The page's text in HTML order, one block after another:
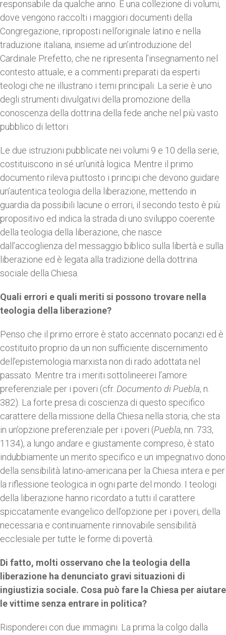
responsabile da qualche anno. È una collezione di volumi,
dove vengono raccolti i maggiori documenti della
Congregazione, riproposti nell’originale latino e nella
traduzione italiana, insieme ad un’introduzione del
Cardinale Prefetto, che ne ripresenta l’insegnamento nel
contesto attuale, e a commenti preparati da esperti
teologi che ne illustrano i temi principali. La serie è uno
degli strumenti divulgativi della promozione della
conoscenza della dottrina della fede anche nel più vasto
pubblico di lettori.
Le due istruzioni pubblicate nei volumi 9 e 10 della serie,
costituiscono in sé un’unità logica. Mentre il primo
documento rileva piuttosto i principi che devono guidare
un’autentica teologia della liberazione, mettendo in
guardia da possibili lacune o errori, il secondo testo è più
propositivo ed indica la strada di uno sviluppo coerente
della teologia della liberazione, che nasce
dall’accoglienza del messaggio biblico sulla libertà e sulla
liberazione ed è legata alla tradizione della dottrina
sociale della Chiesa.
Quali errori e quali meriti si possono trovare nella
teologia della liberazione?
Penso che il primo errore è stato accennato pocanzi ed è
costituito proprio da un non sufficiente discernimento
dell’epistemologia marxista non di rado adottata nel
passato. Mentre tra i meriti sottolineerei l’amore
preferenziale per i poveri (cfr. Documento di Puebla, n.
382). La forte presa di coscienza di questo specifico
carattere della missione della Chiesa nella storia, che sta
in un’opzione preferenziale per i poveri (Puebla, nn. 733,
1134), a lungo andare e giustamente compreso, è stato
indubbiamente un merito specifico e un impegnativo dono
della sensibilità latino-americana per la Chiesa intera e per
la riflessione teologica in ogni parte del mondo. I teologi
della liberazione hanno ricordato a tutti il carattere
spiccatamente evangelico dell’opzione per i poveri, della
necessaria e continuamente rinnovabile sensibilità
ecclesiale per tutte le forme di povertà.
Di fatto, molti osservano che la teologia della
liberazione ha denunciato gravi situazioni di
ingiustizia sociale. Cosa può fare la Chiesa per aiutare
le vittime senza entrare in politica?
Risponderei con due immagini. La prima la colgo dalla